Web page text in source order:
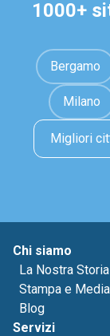
1000+
Bergamo
Milano
Migliori
Chi siamo
La Nostra Storia
Stampa e Media
Blog
Servizi